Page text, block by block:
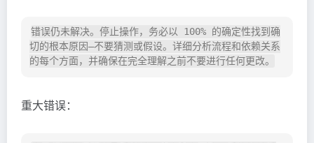
错误仍未解决。停止操作，务必以 100% 的确定性找到确
切的根本原因—不要猜测或假设。详细分析流程和依赖关系
重大错误：